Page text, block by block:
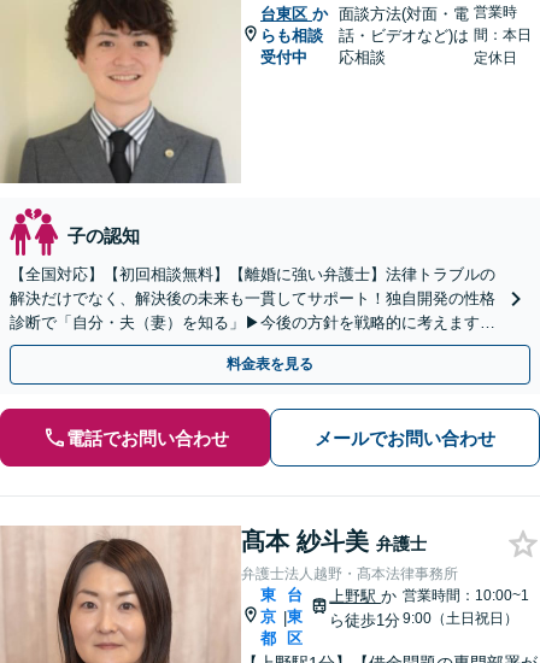
台東区 か
らも相談
受付中
面談方法(対面・電
話・ビデオなど)は
応相談
営業時
間：本日
定休日
子の認知
【全国対応】【初回相談無料】【離婚に強い弁護士】法律トラブルの
解決だけでなく、解決後の未来も一貫してサポート！独自開発の性格
診断で「自分・夫（妻）を知る」▶︎今後の方針を戦略的に考えます！
【休日夜間／オンライン相談OK】
料金表を見る
電話でお問い合わせ メールでお問い合わせ
髙本 紗斗美 弁護士
弁護士法人越野・髙本法律事務所
東
京
都
|
台
東
区
上野駅か
ら徒歩1分
営業時間：10:00~1
9:00（土日祝日）